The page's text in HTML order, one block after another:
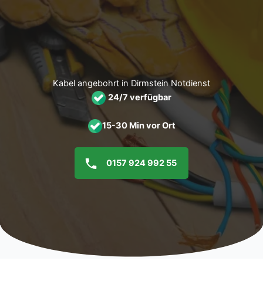
Inhalt
Kabel angebohrt in Dirmstein Notdienst
24/7 verfügbar
15-30 Min vor Ort
0157 924 992 55